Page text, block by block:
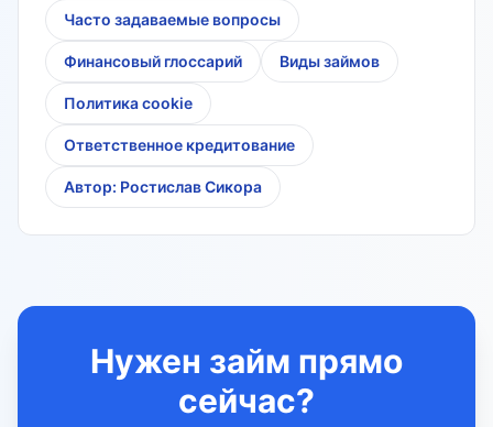
Часто задаваемые вопросы
Финансовый глоссарий Виды займов
Политика cookie
Ответственное кредитование
Автор: Ростислав Сикора
Нужен займ прямо
сейчас?